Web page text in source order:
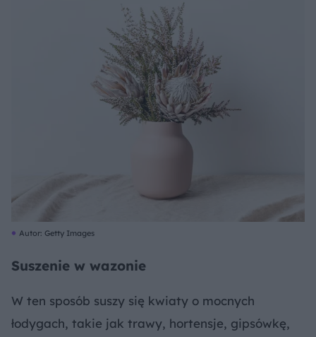
Autor: Getty Images
Suszenie w wazonie
W ten sposób suszy się kwiaty o mocnych
łodygach, takie jak trawy, hortensje, gipsówkę,